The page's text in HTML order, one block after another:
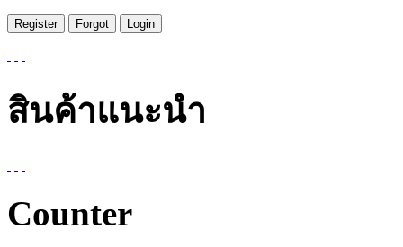
สินค้าแนะนำ
Counter